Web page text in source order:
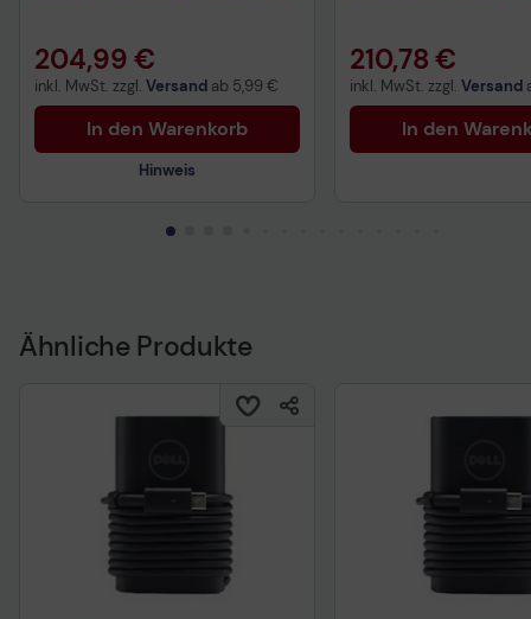
204,99 €
inkl. MwSt. zzgl. Versand ab 5,99 €
In den Warenkorb
Hinweis
Datenverordnung
210,78 €
inkl. MwSt. zzgl. Versand
In den
Ähnliche Produkte